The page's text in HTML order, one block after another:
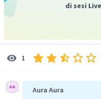
di sesi
1
Aura Aura